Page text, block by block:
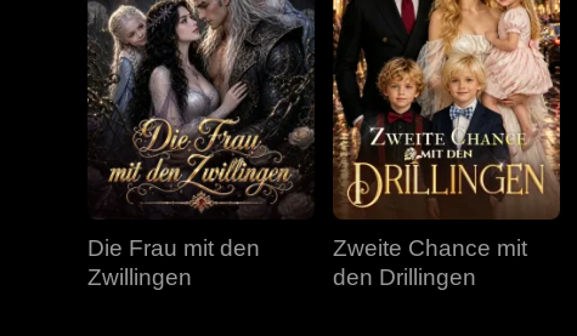
Die Frau mit den
Zwillingen
Zweite Chance mit
den Drillingen